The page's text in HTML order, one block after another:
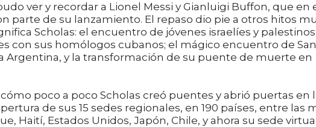
ver y recordar a Lionel Messi y Gianluigi Buffon, que en
parte de su lanzamiento. El repaso dio pie a otros hitos
Scholas: el encuentro de jóvenes israelíes y
con sus homólogos cubanos; el mágico encuentro de San
Argentina, y la transformación de su puente de muerte en
poco a poco Scholas creó puentes y abrió puertas en
de sus 15 sedes regionales, en 190 países, entre las
Haití, Estados Unidos, Japón, Chile, y ahora su sede